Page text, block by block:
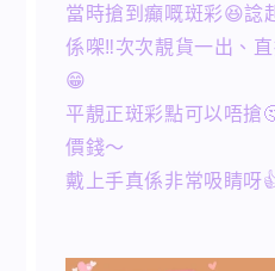
當時搶到癲嘅斑彩😆諗
係㗎‼️次次靚貨一出、
😁
平靚正斑彩點可以唔搶
價錢～
戴上手真係非常吸睛呀